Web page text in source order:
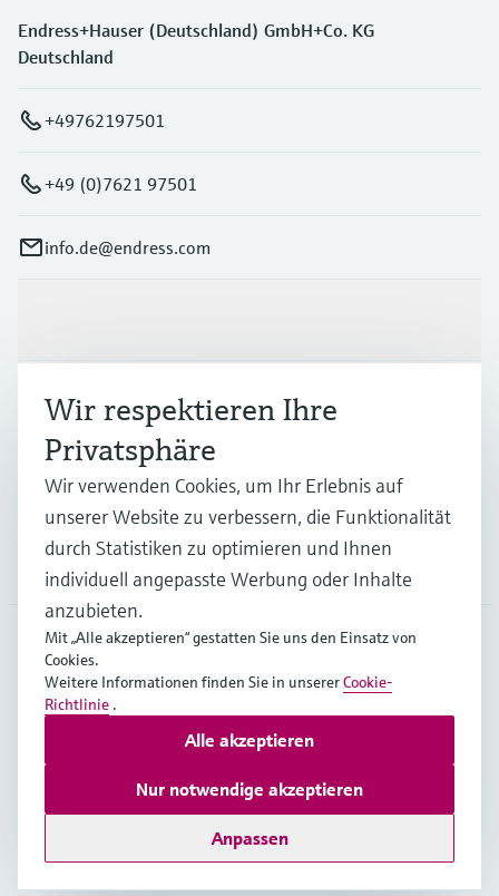
Endress+Hauser (Deutschland) GmbH+Co. KG
Deutschland
+49762197501
+49 (0)7621 97501
info.de@endress.com
Branchen
Support
DEU • Deutsch
Copyright © Endress+Hauser Group Services AG
NutzungsbedingungenDatenschutz
Rechtliches und AGB Deutschland
Wir respektieren Ihre
Privatsphäre
Wir verwenden Cookies, um Ihr Erlebnis auf
unserer Website zu verbessern, die Funktionalität
durch Statistiken zu optimieren und Ihnen
individuell angepasste Werbung oder Inhalte
anzubieten.
Mit „Alle akzeptieren“ gestatten Sie uns den Einsatz von
Cookies.
Weitere Informationen finden Sie in unsererCookie-
Richtlinie .
Anpassen
Nur notwendige akzeptieren
Alle akzeptieren